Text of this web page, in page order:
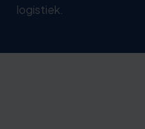
logistiek.